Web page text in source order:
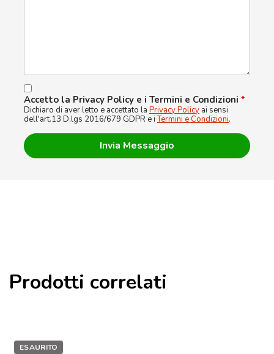
Accetto la Privacy Policy e i Termini e Condizioni *
Dichiaro di aver letto e accettato la Privacy Policy ai sensi
dell'art.13 D.lgs 2016/679 GDPR e iTermini e Condizioni.
Prodotti correlati
ESAURITO